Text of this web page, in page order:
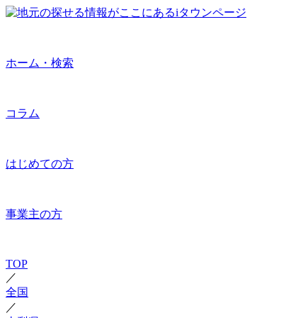
ホーム・検索
コラム
はじめての方
事業主の方
TOP
／
全国
／